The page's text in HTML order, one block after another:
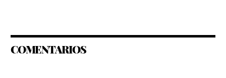
COMENTARIOS